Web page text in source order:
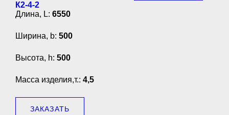
К2-4-2
Длина, L: 6550
Ширина, b: 500
Высота, h: 500
Масса изделия,т.: 4,5
ЗАКАЗАТЬ